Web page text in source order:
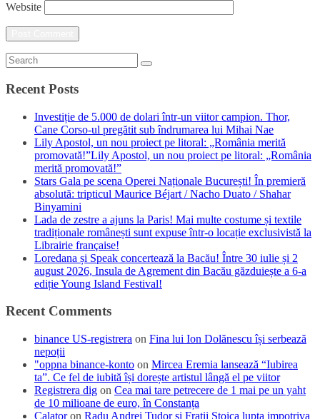
Website
Recent Posts
Investiție de 5.000 de dolari într-un viitor campion. Thor,
Cane Corso-ul pregătit sub îndrumarea lui Mihai Nae
Lily Apostol, un nou proiect pe litoral: „România merită
promovată!”Lily Apostol, un nou proiect pe litoral: „România
merită promovată!”
Stars Gala pe scena Operei Naționale București! În premieră
absolută: tripticul Maurice Béjart / Nacho Duato / Shahar
Binyamini
Lada de zestre a ajuns la Paris! Mai multe costume și textile
tradiționale românești sunt expuse într-o locație exclusivistă la
Librairie française!
Loredana și Speak concertează la Bacău! Între 30 iulie și 2
august 2026, Insula de Agrement din Bacău găzduiește a 6-a
ediție Young Island Festival!
Recent Comments
binance US-registrera on Fina lui Ion Dolănescu își serbează
nepoții
"oppna binance-konto on Mircea Eremia lansează “Iubirea
ta”. Ce fel de iubită își dorește artistul lângă el pe viitor
Registrera dig on Cea mai tare petrecere de 1 mai pe un yaht
de 10 milioane de euro, în Constanța
Calatoron Radu Andrei Tudor si Fratii Stoica lupta impotriva